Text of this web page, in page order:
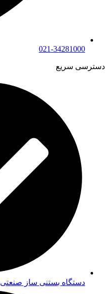
021-34281000
دسترسی سریع
دستگاه بستنی ساز صنعتی